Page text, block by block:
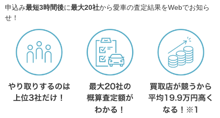
申込み最短3時間後に最大20社から愛車の査定結果をWebでお知ら
せ！